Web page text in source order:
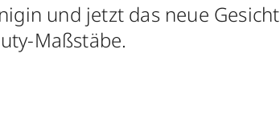
und jetzt das neue Gesicht
Maßstäbe.